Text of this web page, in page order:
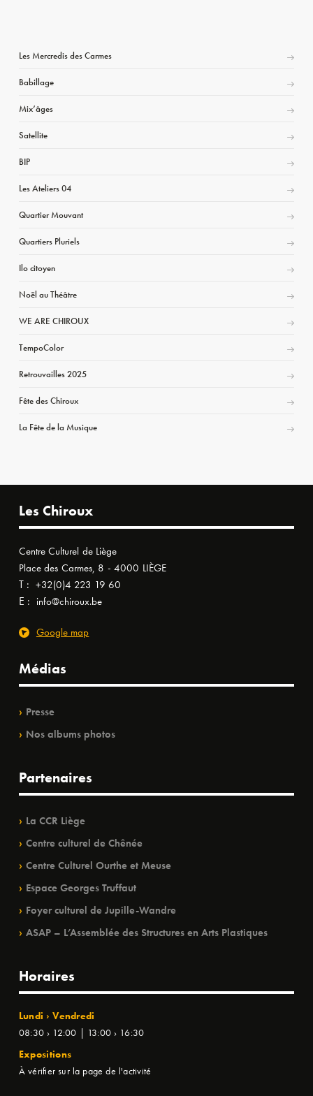
Les Mercredis des Carmes
Babillage
Mix’âges
Satellite
BIP
Les Ateliers 04
Quartier Mouvant
Quartiers Pluriels
Ilo citoyen
Noël au Théâtre
WE ARE CHIROUX
TempoColor
Retrouvailles 2025
Fête des Chiroux
La Fête de la Musique
Les Chiroux
Centre Culturel de Liège
Place des Carmes, 8 - 4000 LIÈGE
T : +32(0)4 223 19 60
E : info@chiroux.be
Google map
Médias
Presse
Nos albums photos
Partenaires
La CCR Liège
Centre culturel de Chênée
Centre Culturel Ourthe et Meuse
Espace Georges Truffaut
Foyer culturel de Jupille-Wandre
ASAP – L’Assemblée des Structures en Arts Plastiques
Horaires
Lundi › Vendredi
08:30 › 12:00 | 13:00 › 16:30
Expositions
À vérifier sur la page de l'activité